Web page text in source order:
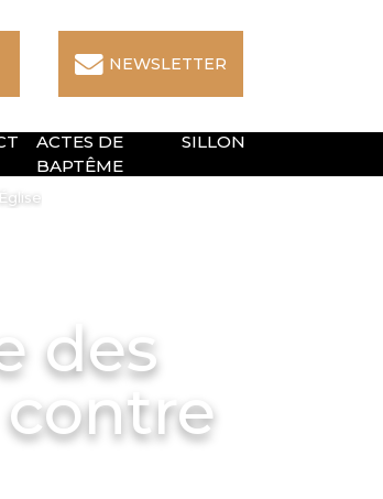
NEWSLETTER
ACTES DE
BAPTÊME
SILLON
des